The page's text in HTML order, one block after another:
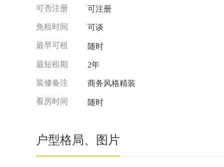
可否注册 可注册
免租时间 可谈
最早可租 随时
最短租期 2年
装修备注 商务风格精装
看房时间 随时
户型格局、图片